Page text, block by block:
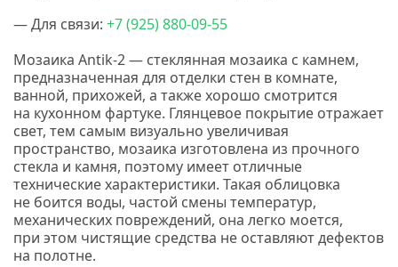
— Для связи: +7(925) 880-09-55
Мозаика Antik-2 — стеклянная мозаика с камнем,
предназначенная для отделки стен в комнате,
ванной, прихожей, а также хорошо смотрится
на кухонном фартуке. Глянцевое покрытие отражает
свет, тем самым визуально увеличивая
пространство, мозаика изготовлена из прочного
стекла и камня, поэтому имеет отличные
технические характеристики. Такая облицовка
не боится воды, частой смены температур,
механических повреждений, она легко моется,
при этом чистящие средства не оставляют дефектов
на полотне.